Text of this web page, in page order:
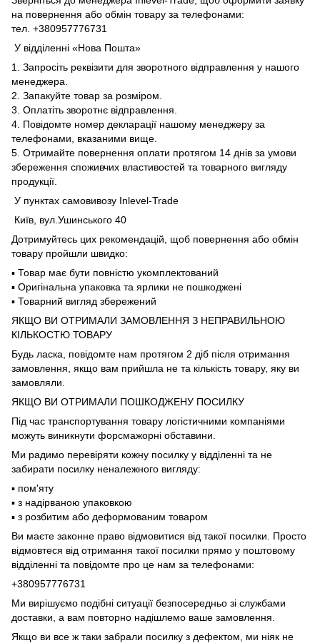
на повернення або обмін товару за телефонами:
тел. +380957776731
У відділенні «Нова Пошта»
1. Запросіть реквізити для зворотного відправлення у нашого
менеджера.
2. Запакуйте товар за розміром.
3. Оплатіть зворотнє відправлення.
4. Повідомте номер декларації нашому менеджеру за
телефонами, вказаними вище.
5. Отримайте повернення оплати протягом 14 днів за умови
збереження споживчих властивостей та товарного вигляду
продукції.
У пунктах самовивозу Inlevel-Trade
Київ, вул.Ушинського 40
Дотримуйтесь цих рекомендацій, щоб повернення або обмін
товару пройшли швидко:
▪️ Товар має бути повністю укомплектований
▪️ Оригінальна упаковка та ярлики не пошкоджені
▪️ Товарний вигляд збережений
ЯКЩО ВИ ОТРИМАЛИ ЗАМОВЛЕННЯ З НЕПРАВИЛЬНОЮ
КІЛЬКОСТЮ ТОВАРУ
Будь ласка, повідомте нам протягом 2 діб після отримання
замовлення, якщо вам прийшла не та кількість товару, яку ви
замовляли.
ЯКЩО ВИ ОТРИМАЛИ ПОШКОДЖЕНУ ПОСИЛКУ
Під час транспортування товару логістичними компаніями
можуть виникнути форсмажорні обставини.
Ми радимо перевіряти кожну посилку у відділенні та не
забирати посилку неналежного вигляду:
▪️ пом'яту
▪️ з надірваною упаковкою
▪️ з розбитим або деформованим товаром
Ви маєте законне право відмовитися від такої посилки. Просто
відмовтеся від отримання такої посилки прямо у поштовому
відділенні та повідомте про це нам за телефонами:
+380957776731
Ми вирішуємо подібні ситуації безпосередньо зі службами
доставки, а вам повторно надішлемо ваше замовлення.
Якщо ви все ж таки забрали посилку з дефектом, ми ніяк не